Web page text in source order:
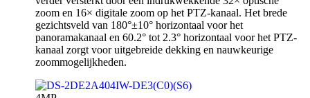
zoom en 16× digitale zoom op het PTZ-kanaal. Het brede
gezichtsveld van 180°±10° horizontaal voor het
panoramakanaal en 60.2° tot 2.3° horizontaal voor het PTZ-
kanaal zorgt voor uitgebreide dekking en nauwkeurige
zoommogelijkheden.